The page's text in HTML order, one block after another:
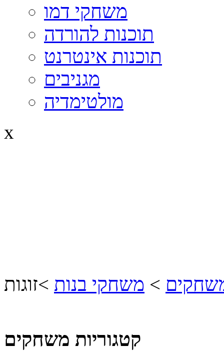
משחקי דמו
תוכנות להורדה
תוכנות אינטרנט
מגניבים
מולטימדיה
x
> משחקי בנות >זוגות
קטגוריות משחקים